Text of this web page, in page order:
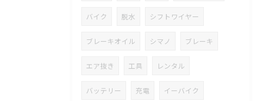
バイク 脱水 シフトワイヤー
ブレーキオイル シマノ ブレーキ
エア抜き 工具 レンタル
バッテリー 充電 イーバイク